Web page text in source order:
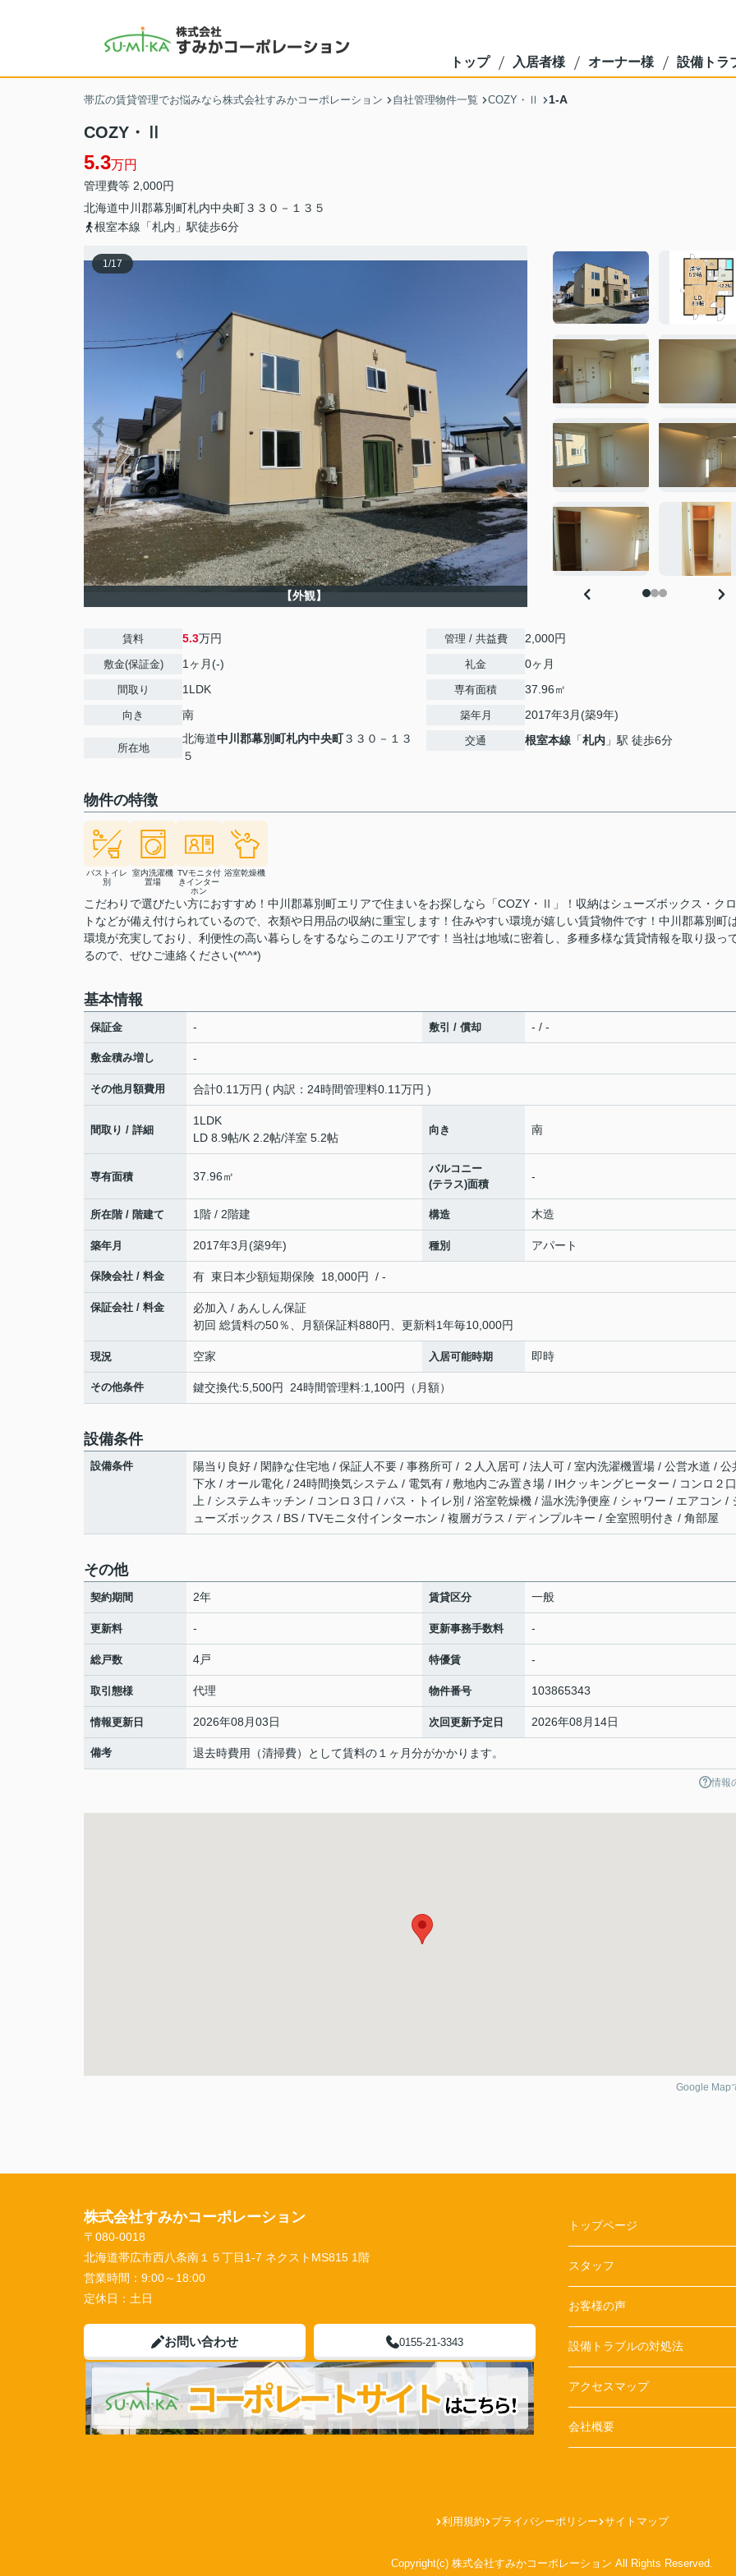
トップ 入居者様 オーナー様 設備トラ
帯広の賃貸管理でお悩みなら株式会社すみかコーポレーション 自社管理物件一覧 COZY・Ⅱ 1-A
COZY・Ⅱ
5.3万円
管理費等 2,000円
北海道中川郡幕別町札内中央町３３０－１３５
根室本線「札内」駅徒歩6分
1/17
【外観】
賃料 5.3万円
敷金(保証金) 1ヶ月(-)
間取り 1LDK
向き 南
所在地
北海道中川郡幕別町札内中央町３３０－１３
５
管理 / 共益費 2,000円
礼金 0ヶ月
専有面積 37.96㎡
築年月 2017年3月(築9年)
交通 根室本線 「札内 」駅 徒歩6分
物件の特徴
バストイレ
別
室内洗濯機
置場
TVモニタ付
きインター
ホン
浴室乾燥機
こだわりで選びたい方におすすめ！中川郡幕別町エリアで住まいをお探しなら「COZY・Ⅱ」！収納はシューズボックス・ク
トなどが備え付けられているので、衣類や日用品の収納に重宝します！住みやすい環境が嬉しい賃貸物件です！中川郡幕別町
環境が充実しており、利便性の高い暮らしをするならこのエリアです！当社は地域に密着し、多種多様な賃貸情報を取り扱っ
るので、ぜひご連絡ください(*^^*)
基本情報
保証金 - 敷引 / 償却 - / -
敷金積み増し -
その他月額費用 合計0.11万円 ( 内訳：24時間管理料0.11万円 )
間取り / 詳細
1LDK
LD 8.9帖/K 2.2帖/洋室 5.2帖
向き 南
専有面積 37.96㎡
バルコニー
(テラス)面積
-
所在階 / 階建て 1階 / 2階建 構造 木造
築年月 2017年3月(築9年) 種別 アパート
保険会社 / 料金 有 東日本少額短期保険 18,000円 / -
保証会社 / 料金
必加入 / あんしん保証
初回 総賃料の50％、月額保証料880円、更新料1年毎10,000円
現況 空家 入居可能時期 即時
その他条件 鍵交換代:5,500円 24時間管理料:1,100円（月額）
設備条件
設備条件
陽当り良好 / 閑静な住宅地 / 保証人不要 / 事務所可 / ２人入居可 / 法人可 / 室内洗濯機置場 / 公営水道 / 公
下水 / オール電化 / 24時間換気システム / 電気有 / 敷地内ごみ置き場 / IHクッキングヒーター / コンロ２
上 / システムキッチン / コンロ３口 / バス・トイレ別 / 浴室乾燥機 / 温水洗浄便座 / シャワー / エアコン /
ューズボックス / BS / TVモニタ付インターホン / 複層ガラス / ディンプルキー / 全室照明付き / 角部屋
その他
契約期間 2年 賃貸区分 一般
更新料 - 更新事務手数料 -
総戸数 4戸 特優賃 -
取引態様 代理 物件番号 103865343
情報更新日 2026年08月03日 次回更新予定日 2026年08月14日
備考 退去時費用（清掃費）として賃料の１ヶ月分がかかります。
情報
Google Map
株式会社すみかコーポレーション
〒080-0018
北海道帯広市西八条南１５丁目1-7 ネクストMS815 1階
営業時間： 9:00～18:00
定休日： 土日
お問い合わせ 0155-21-3343
トップページ
スタッフ
お客様の声
設備トラブルの対処法
アクセスマップ
会社概要
利用規約 プライバシーポリシー サイトマップ
Copyright(c) 株式会社すみかコーポレーション All Rights Reserved.